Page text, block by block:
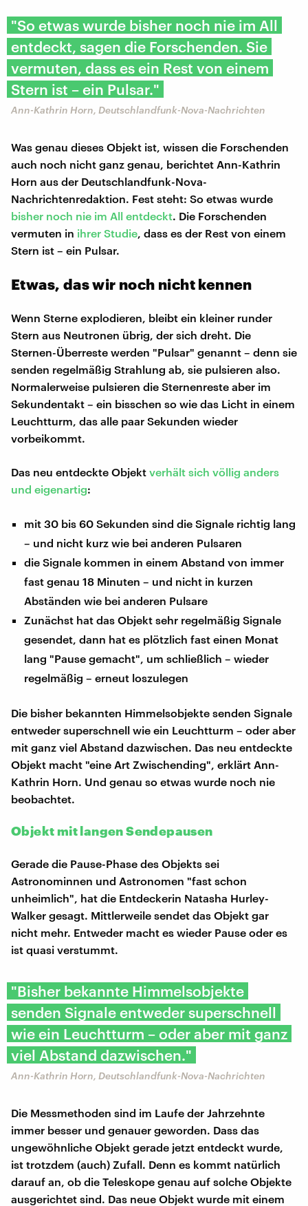
"So etwas wurde bisher noch nie im All
entdeckt, sagen die Forschenden. Sie
vermuten, dass es ein Rest von einem
Stern ist – ein Pulsar."
Ann-Kathrin Horn, Deutschlandfunk-Nova-Nachrichten
Was genau dieses Objekt ist, wissen die Forschenden
auch noch nicht ganz genau, berichtet Ann-Kathrin
Horn aus der Deutschlandfunk-Nova-
Nachrichtenredaktion. Fest steht: So etwas wurde
bisher noch nie im All entdeckt. Die Forschenden
vermuten in ihrer Studie , dass es der Rest von einem
Stern ist – ein Pulsar.
Etwas, das wir noch nicht kennen
Wenn Sterne explodieren, bleibt ein kleiner runder
Stern aus Neutronen übrig, der sich dreht. Die
Sternen-Überreste werden "Pulsar" genannt – denn sie
senden regelmäßig Strahlung ab, sie pulsieren also.
Normalerweise pulsieren die Sternenreste aber im
Sekundentakt – ein bisschen so wie das Licht in einem
Leuchtturm, das alle paar Sekunden wieder
vorbeikommt.
Das neu entdeckte Objekt verhält sich völlig anders
und eigenartig:
mit 30 bis 60 Sekunden sind die Signale richtig lang
– und nicht kurz wie bei anderen Pulsaren
die Signale kommen in einem Abstand von immer
fast genau 18 Minuten – und nicht in kurzen
Abständen wie bei anderen Pulsare
Zunächst hat das Objekt sehr regelmäßig Signale
gesendet, dann hat es plötzlich fast einen Monat
lang "Pause gemacht", um schließlich – wieder
regelmäßig – erneut loszulegen
Die bisher bekannten Himmelsobjekte senden Signale
entweder superschnell wie ein Leuchtturm – oder aber
mit ganz viel Abstand dazwischen. Das neu entdeckte
Objekt macht "eine Art Zwischending", erklärt Ann-
Kathrin Horn. Und genau so etwas wurde noch nie
beobachtet.
Objekt mit langen Sendepausen
Gerade die Pause-Phase des Objekts sei
Astronominnen und Astronomen "fast schon
unheimlich", hat die Entdeckerin Natasha Hurley-
Walker gesagt. Mittlerweile sendet das Objekt gar
nicht mehr. Entweder macht es wieder Pause oder es
ist quasi verstummt.
"Bisher bekannte Himmelsobjekte
senden Signale entweder superschnell
wie ein Leuchtturm – oder aber mit ganz
viel Abstand dazwischen."
Ann-Kathrin Horn, Deutschlandfunk-Nova-Nachrichten
Die Messmethoden sind im Laufe der Jahrzehnte
immer besser und genauer geworden. Dass das
ungewöhnliche Objekt gerade jetzt entdeckt wurde,
ist trotzdem (auch) Zufall. Denn es kommt natürlich
darauf an, ob die Teleskope genau auf solche Objekte
ausgerichtet sind. Das neue Objekt wurde mit einem